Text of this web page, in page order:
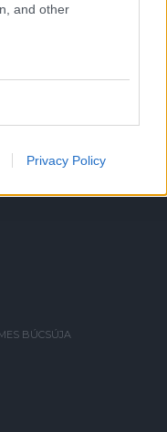
and other
Privacy Policy
KÖSZÖNETET
BÚCSÚJA